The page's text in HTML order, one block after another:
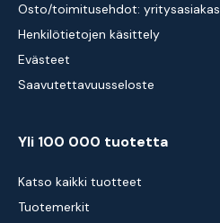
Osto/toimitusehdot: yritysasiakas
Henkilötietojen käsittely
Evästeet
Saavutettavuusseloste
Yli 100 000 tuotetta
Katso kaikki tuotteet
Tuotemerkit